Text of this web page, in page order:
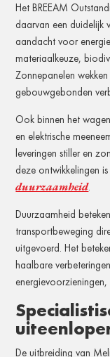
Het BREEAM
daarvan een duidelijk
aandacht voor
materiaalkeuze,
Zonnepanelen
gebouwgebonden
Ook binnen het
en elektrische
leveringen stiller en
deze ontwikkelingen
duurzaamheid.
Duurzaamheid
transportbeweging
uitgevoerd. Het
haalbare
De uitbreiding van